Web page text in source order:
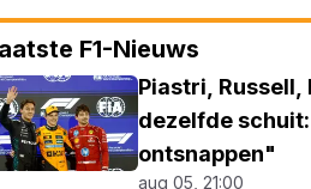
F1-Nieuws
Piastri, Russell,
dezelfde
ontsnappen"
aug 05, 21:00